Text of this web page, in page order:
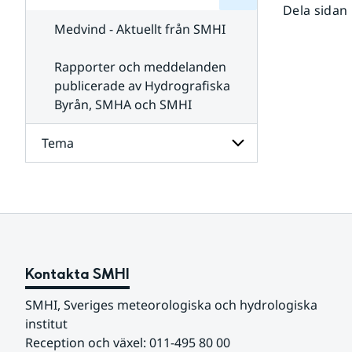
Kontakta
SMHI
Medvind - Aktuellt från SMHI
Rapporter och meddelanden
publicerade av Hydrografiska
Byrån, SMHA och SMHI
Tema
Tema
Dela sidan
Kontakta SMHI
SMHI, Sveriges meteorologiska och hydrologiska
institut
Reception och växel: 011-495 80 00